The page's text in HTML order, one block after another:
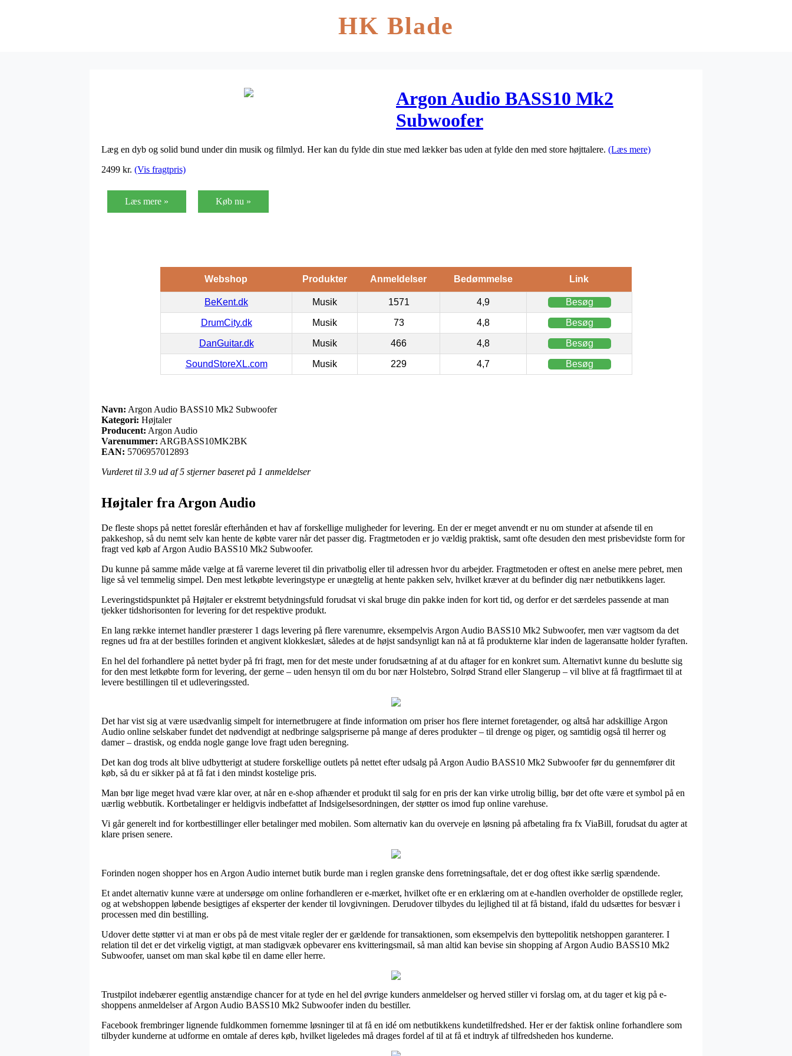
HK Blade
Argon Audio BASS10 Mk2
Subwoofer
Læg en dyb og solid bund under din musik og filmlyd. Her kan du fylde din stue med lækker bas uden at fylde den med store højttalere. (Læs mere)
2499 kr. (Vis fragtpris)
Læs mere » Køb nu »
Webshop Produkter Anmeldelser Bedømmelse Link
BeKent.dk Musik 1571 4,9 Besøg
DrumCity.dk Musik 73 4,8 Besøg
DanGuitar.dk Musik 466 4,8 Besøg
SoundStoreXL.com Musik 229 4,7 Besøg
Navn: Argon Audio BASS10 Mk2 Subwoofer
Kategori: Højtaler
Producent: Argon Audio
Varenummer: ARGBASS10MK2BK
EAN: 5706957012893
Vurderet til 3.9 ud af 5 stjerner baseret på 1 anmeldelser
Højtaler fra Argon Audio
De fleste shops på nettet foreslår efterhånden et hav af forskellige muligheder for levering. En der er meget anvendt er nu om stunder at afsende til en
pakkeshop, så du nemt selv kan hente de købte varer når det passer dig. Fragtmetoden er jo vældig praktisk, samt ofte desuden den mest prisbevidste form for
fragt ved køb af Argon Audio BASS10 Mk2 Subwoofer.
Du kunne på samme måde vælge at få varerne leveret til din privatbolig eller til adressen hvor du arbejder. Fragtmetoden er oftest en anelse mere pebret, men
lige så vel temmelig simpel. Den mest letkøbte leveringstype er unægtelig at hente pakken selv, hvilket kræver at du befinder dig nær netbutikkens lager.
Leveringstidspunktet på Højtaler er ekstremt betydningsfuld forudsat vi skal bruge din pakke inden for kort tid, og derfor er det særdeles passende at man
tjekker tidshorisonten for levering for det respektive produkt.
En lang række internet handler præsterer 1 dags levering på flere varenumre, eksempelvis Argon Audio BASS10 Mk2 Subwoofer, men vær vagtsom da det
regnes ud fra at der bestilles forinden et angivent klokkeslæt, således at de højst sandsynligt kan nå at få produkterne klar inden de lageransatte holder fyraften.
En hel del forhandlere på nettet byder på fri fragt, men for det meste under forudsætning af at du aftager for en konkret sum. Alternativt kunne du beslutte sig
for den mest letkøbte form for levering, der gerne – uden hensyn til om du bor nær Holstebro, Solrød Strand eller Slangerup – vil blive at få fragtfirmaet til at
levere bestillingen til et udleveringssted.
Det har vist sig at være usædvanlig simpelt for internetbrugere at finde information om priser hos flere internet foretagender, og altså har adskillige Argon
Audio online selskaber fundet det nødvendigt at nedbringe salgspriserne på mange af deres produkter – til drenge og piger, og samtidig også til herrer og
damer – drastisk, og endda nogle gange love fragt uden beregning.
Det kan dog trods alt blive udbytterigt at studere forskellige outlets på nettet efter udsalg på Argon Audio BASS10 Mk2 Subwoofer før du gennemfører dit
køb, så du er sikker på at få fat i den mindst kostelige pris.
Man bør lige meget hvad være klar over, at når en e-shop afhænder et produkt til salg for en pris der kan virke utrolig billig, bør det ofte være et symbol på en
uærlig webbutik. Kortbetalinger er heldigvis indbefattet af Indsigelsesordningen, der støtter os imod fup online varehuse.
Vi går generelt ind for kortbestillinger eller betalinger med mobilen. Som alternativ kan du overveje en løsning på afbetaling fra fx ViaBill, forudsat du agter at
klare prisen senere.
Forinden nogen shopper hos en Argon Audio internet butik burde man i reglen granske dens forretningsaftale, det er dog oftest ikke særlig spændende.
Et andet alternativ kunne være at undersøge om online forhandleren er e-mærket, hvilket ofte er en erklæring om at e-handlen overholder de opstillede regler,
og at webshoppen løbende besigtiges af eksperter der kender til lovgivningen. Derudover tilbydes du lejlighed til at få bistand, ifald du udsættes for besvær i
processen med din bestilling.
Udover dette støtter vi at man er obs på de mest vitale regler der er gældende for transaktionen, som eksempelvis den byttepolitik netshoppen garanterer. I
relation til det er det virkelig vigtigt, at man stadigvæk opbevarer ens kvitteringsmail, så man altid kan bevise sin shopping af Argon Audio BASS10 Mk2
Subwoofer, uanset om man skal købe til en dame eller herre.
Trustpilot indebærer egentlig anstændige chancer for at tyde en hel del øvrige kunders anmeldelser og herved stiller vi forslag om, at du tager et kig på e-
shoppens anmeldelser af Argon Audio BASS10 Mk2 Subwoofer inden du bestiller.
Facebook frembringer lignende fuldkommen fornemme løsninger til at få en idé om netbutikkens kundetilfredshed. Her er der faktisk online forhandlere som
tilbyder kunderne at udforme en omtale af deres køb, hvilket ligeledes må drages fordel af til at få et indtryk af tilfredsheden hos kunderne.